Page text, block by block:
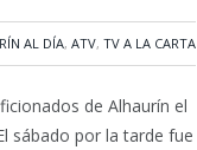
AL DÍA, ATV, TV A LA CARTA
de Alhaurín el
sábado por la tarde fue